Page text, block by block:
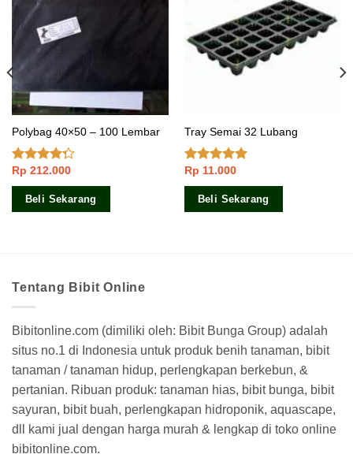
Polybag 40×50 – 100 Lembar
Dinilai
4.00dari
Rp 212.000
Beli Sekarang
Tray Semai 32 Lubang
Dinilai5.00
dari 5
Rp 11.000
Beli Sekarang
Tentang Bibit Online
Bibitonline.com (dimiliki oleh: Bibit Bunga Group) adalah
situs no.1 di Indonesia untuk produk benih tanaman, bibit
tanaman / tanaman hidup, perlengkapan berkebun, &
pertanian. Ribuan produk: tanaman hias, bibit bunga, bibit
sayuran, bibit buah, perlengkapan hidroponik, aquascape,
dll kami jual dengan harga murah & lengkap di toko online
bibitonline.com.